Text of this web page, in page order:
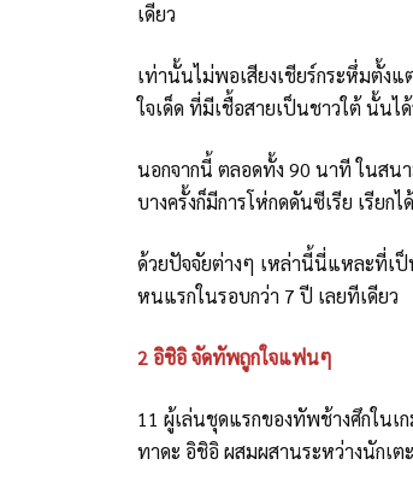
เดียว
เท่านั้นไม่พอเสียงเชียร์กระหึ่มตั้ง
ใจเด็ด ที่มีเชื้อสายเป็นชาวใต้ นั้น
นอกจากนี้ ตลอดทั้ง 90 นาที ในสน
บางครั้งก็มีการโห่กดดันซีเรีย เรียก
ด้วยปัจจัยต่างๆ เหล่านี้นี่แหละที่เ
หนแรกในรอบกว่า 7 ปี เลยทีเดียว
2 อิชิอิ จัดทัพถูกใจแฟนๆ
11 ผู้เล่นชุดแรกของทัพช้างศึกในเ
ทาดะ อิชิอิ ผสมผสานระหว่างนักเ